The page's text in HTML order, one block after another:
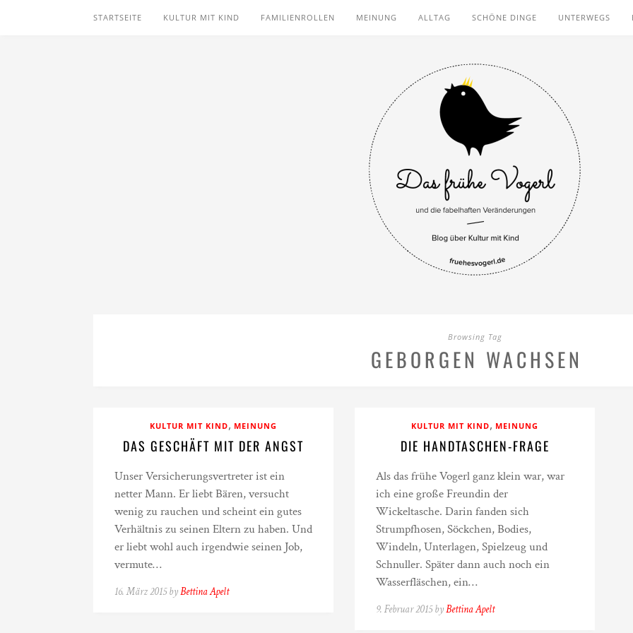
STARTSEITE KULTUR MIT KIND FAMILIENROLLEN MEINUNG ALLTAG SCHÖNE DINGE UNTERWEGS
Browsing Tag
GEBORGEN WACHSEN
KULTUR MIT KIND, MEINUNG
DAS GESCHÄFT MIT DER ANGST
Unser Versicherungsvertreter ist ein
netter Mann. Er liebt Bären, versucht
wenig zu rauchen und scheint ein gutes
Verhältnis zu seinen Eltern zu haben. Und
er liebt wohl auch irgendwie seinen Job,
vermute…
16. März 2015 byBettina Apelt
KULTUR MIT KIND, MEINUNG
DIE HANDTASCHEN-FRAGE
Als das frühe Vogerl ganz klein war, war
ich eine große Freundin der
Wickeltasche. Darin fanden sich
Strumpfhosen, Söckchen, Bodies,
Windeln, Unterlagen, Spielzeug und
Schnuller. Später dann auch noch ein
Wasserfläschen, ein…
9. Februar 2015 byBettina Apelt